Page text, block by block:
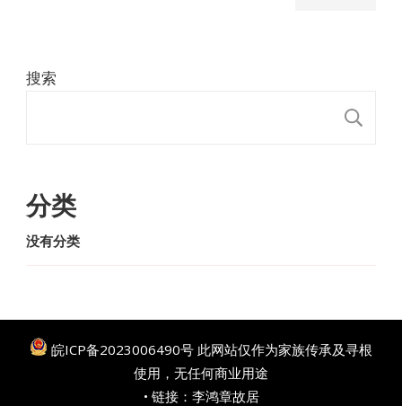
搜索
分类
没有分类
皖ICP备2023006490号 此网站仅作为家族传承及寻根
使用，无任何商业用途
• 链接： 李鸿章故居